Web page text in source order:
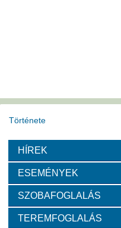
Története
Székház
Szervezeti felépítése
Választott vezetők
HÍREK
ESEMÉNYEK
SZOBAFOGLALÁS
TEREMFOGLALÁS